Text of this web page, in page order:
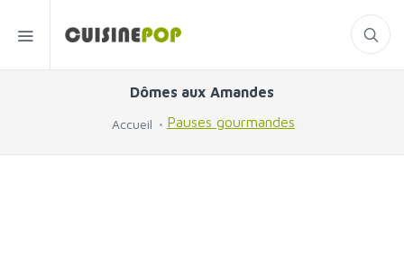
Dômes aux Amandes
Accueil Pauses gourmandes